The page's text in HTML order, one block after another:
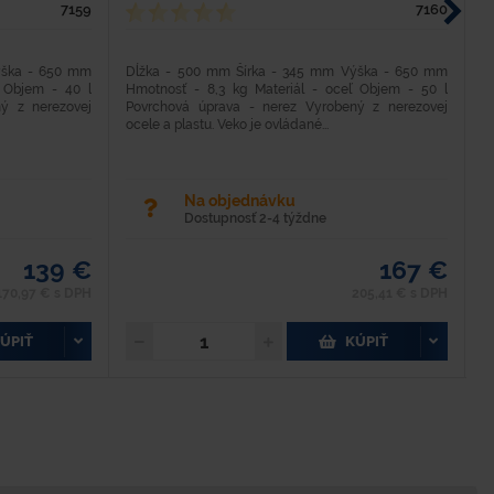
7159
- 650 mm
Objem - 40 l
z nerezovej
139 €
7160
Dĺžka - 500 mm Šírka - 345 mm Výška - 650 mm
Hmotnosť - 8,3 kg Materiál - oceľ Objem - 50 l
Povrchová úprava - nerez Vyrobený z nerezovej
ocele a plastu. Veko je ovládané...
Na objednávku
Dostupnosť 2-4 týždne
167 €
KÚPIŤ